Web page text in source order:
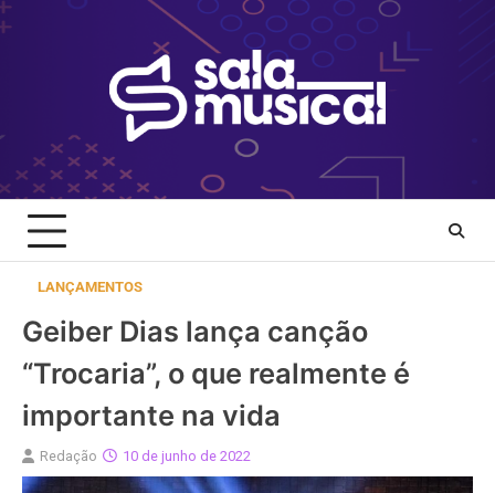
Skip
to
LANÇAMENTOS
Geiber Dias lança canção
“Trocaria”, o que realmente é
importante na vida
Redação 10 de junho de 2022